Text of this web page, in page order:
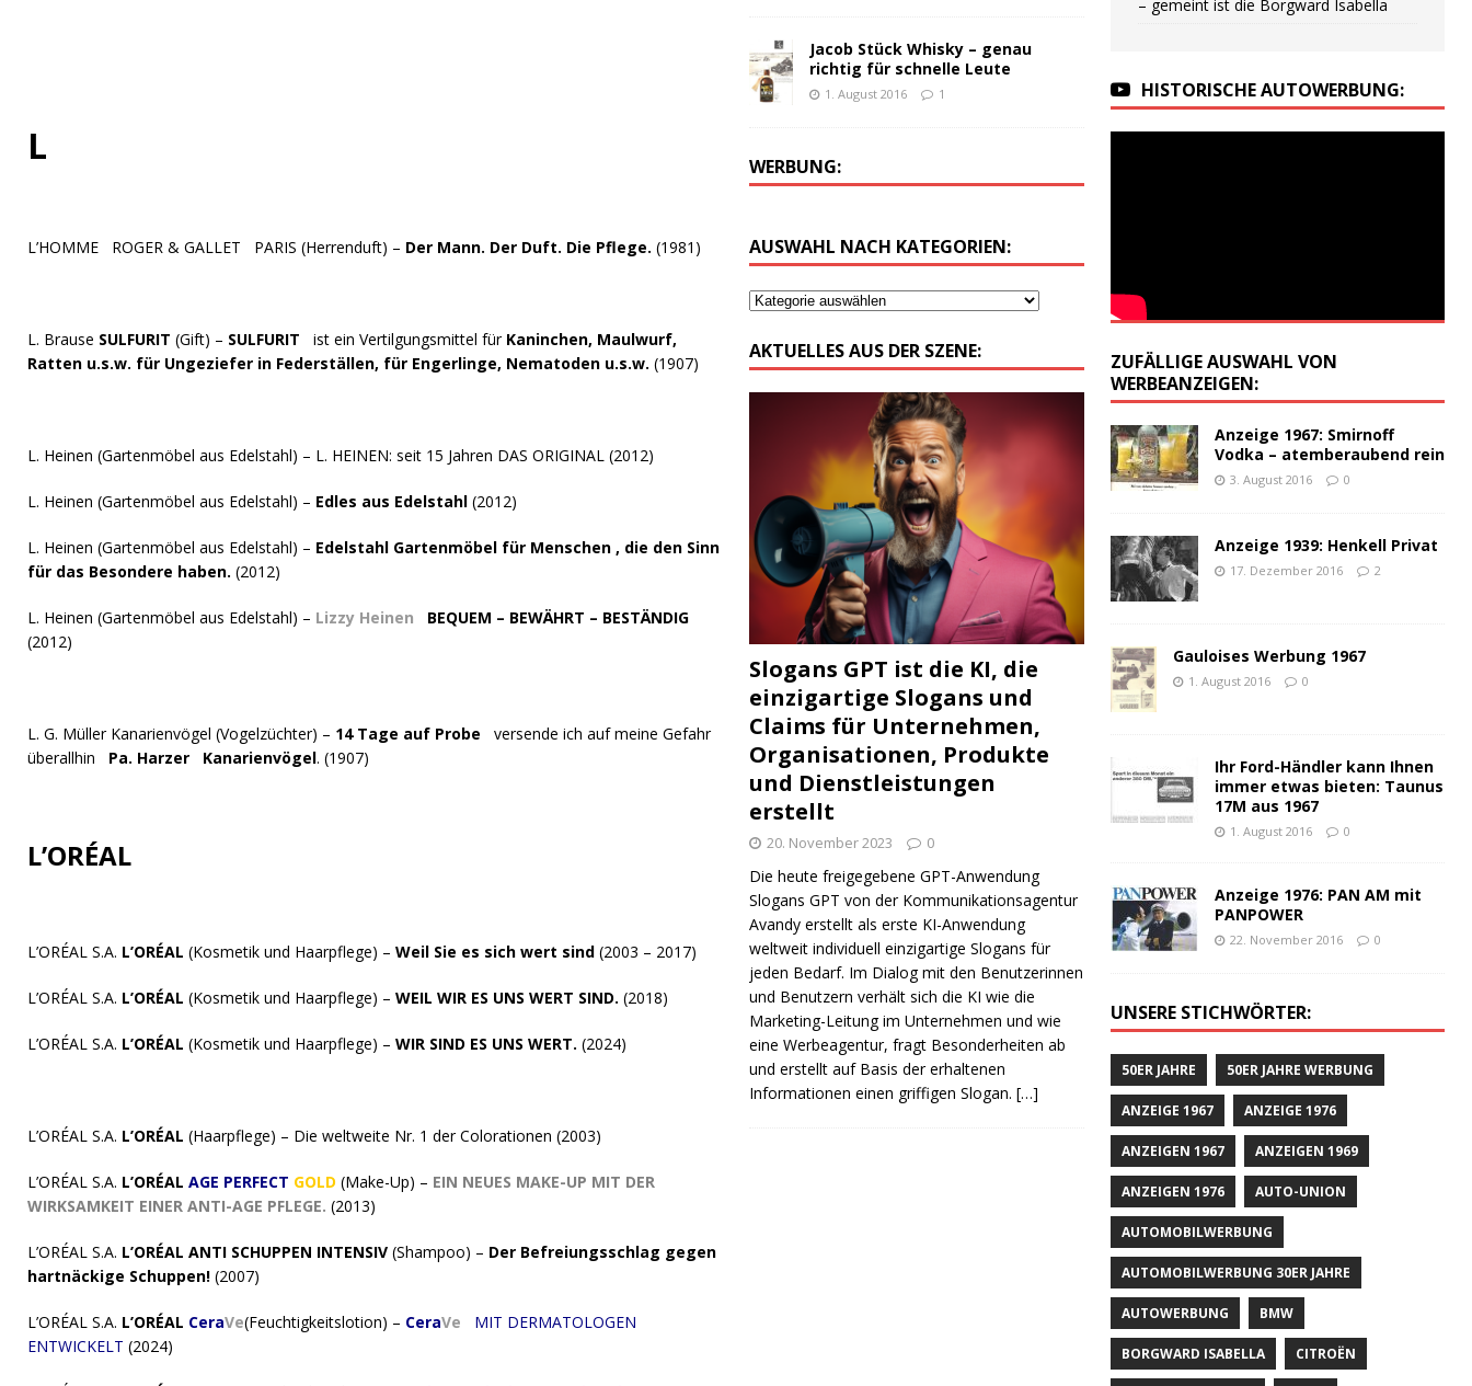
L
L’HOMME ROGER & GALLET PARIS (Herrenduft) – Der Mann. Der Duft. Die Pflege. (1981)
L. Brause SULFURIT (Gift) – SULFURIT ist ein Vertilgungsmittel für Kaninchen, Maulwurf,
Ratten u.s.w. für Ungeziefer in Federställen, für Engerlinge, Nematoden u.s.w. (1907)
L. Heinen (Gartenmöbel aus Edelstahl) – L. HEINEN: seit 15 Jahren DAS ORIGINAL (2012)
L. Heinen (Gartenmöbel aus Edelstahl) – Edles aus Edelstahl (2012)
L. Heinen (Gartenmöbel aus Edelstahl) – Edelstahl Gartenmöbel für Menschen , die den Sinn
für das Besondere haben. (2012)
L. Heinen (Gartenmöbel aus Edelstahl) – Lizzy Heinen BEQUEM – BEWÄHRT – BESTÄNDIG
(2012)
L. G. Müller Kanarienvögel (Vogelzüchter) – 14 Tage auf Probe versende ich auf meine Gefahr
überallhin Pa. Harzer Kanarienvögel. (1907)
L’ORÉAL
L’ORÉAL S.A. L’ORÉAL (Kosmetik und Haarpflege) – Weil Sie es sich wert sind (2003 – 2017)
L’ORÉAL S.A. L’ORÉAL (Kosmetik und Haarpflege) – WEIL WIR ES UNS WERT SIND. (2018)
L’ORÉAL S.A. L’ORÉAL (Kosmetik und Haarpflege) – WIR SIND ES UNS WERT. (2024)
L’ORÉAL S.A. L’ORÉAL (Haarpflege) – Die weltweite Nr. 1 der Colorationen (2003)
L’ORÉAL S.A. L’ORÉAL AGE PERFECT GOLD (Make-Up) – EIN NEUES MAKE-UP MIT DER
WIRKSAMKEIT EINER ANTI-AGE PFLEGE. (2013)
L’ORÉAL S.A. L’ORÉAL ANTI SCHUPPEN INTENSIV (Shampoo) – Der Befreiungsschlag gegen
hartnäckige Schuppen! (2007)
L’ORÉAL S.A. L’ORÉAL CeraVe(Feuchtigkeitslotion) – CeraVe
MIT DERMATOLOGEN
ENTWICKELT (2024)
Jacob Stück Whisky – genau
richtig für schnelle Leute
1. August 2016 1
WERBUNG:
AUSWAHL NACH KATEGORIEN:
AKTUELLES AUS DER SZENE:
Slogans GPT ist die KI, die
einzigartige Slogans und
Claims für Unternehmen,
Organisationen, Produkte
und Dienstleistungen
erstellt
20. November 2023 0
Die heute freigegebene GPT-Anwendung
Slogans GPT von der Kommunikationsagentur
Avandy erstellt als erste KI-Anwendung
weltweit individuell einzigartige Slogans für
jeden Bedarf. Im Dialog mit den Benutzerinnen
und Benutzern verhält sich die KI wie die
Marketing-Leitung im Unternehmen und wie
eine Werbeagentur, fragt Besonderheiten ab
und erstellt auf Basis der erhaltenen
Informationen einen griffigen Slogan.[…]
– gemeint ist die Borgward Isabella
HISTORISCHE AUTOWERBUNG:
ZUFÄLLIGE AUSWAHL VON
WERBEANZEIGEN:
Anzeige 1967: Smirnoff
Vodka – atemberaubend rein
3. August 2016 0
Anzeige 1939: Henkell Privat
17. Dezember 2016 2
Gauloises Werbung 1967
1. August 2016 0
Ihr Ford-Händler kann Ihnen
immer etwas bieten: Taunus
17M aus 1967
1. August 2016 0
Anzeige 1976: PAN AM mit
PANPOWER
22. November 2016 0
UNSERE STICHWÖRTER:
50ER JAHRE 50ER JAHRE WERBUNG
ANZEIGE 1967 ANZEIGE 1976
ANZEIGEN 1967 ANZEIGEN 1969
ANZEIGEN 1976 AUTO-UNION
AUTOMOBILWERBUNG
AUTOMOBILWERBUNG 30ER JAHRE
AUTOWERBUNG BMW
BORGWARD ISABELLA CITROËN